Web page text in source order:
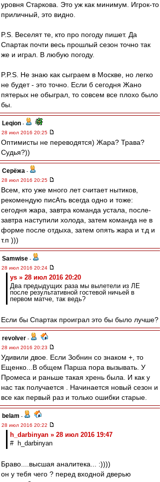
уровня Старкова. Это уж как минимум. Игрок-то
приличный, это видно.
P.S. Веселят те, кто про погоду пишет. Да
Спартак почти весь прошлый сезон точно так
же и играл. В любую погоду.
P.P.S. Не знаю как сыграем в Москве, но легко
не будет - это точно. Если б сегодня Жано
пятерых не обыграл, то совсем все плохо было
бы.
Leqion -
28 июл 2016 20:25
Оптимисты не переводятся) Жара? Трава?
Судья?))
Серёжа -
28 июл 2016 20:25
Всем, кто уже много лет считает нытиков,
рекомендую писАть всегда одно и тоже:
сегодня жара, завтра команда устала, после-
завтра наступили холода, затем команда не в
форме после отдыха, затем опять жара и т.д и
т.п )))
Samwise -
28 июл 2016 20:24
ys » 28 июл 2016 20:20
Два предыдущих раза мы вылетели из ЛЕ
после результативной гостевой ничьей в
первом матче, так ведь?
Если бы Спартак проиграл это бы было лучше?
revolver -
28 июл 2016 20:23
Удивили двое. Если Зобнин со знаком +, то
Ещенко...В общем Парша пора вызывать. У
Промеса и раньше такая хрень была. И как у
нас так получается . Начинается новый сезон и
все как первый раз и только ошибки старые.
belam -
28 июл 2016 20:22
h_darbinyan » 28 июл 2016 19:47
# h_darbinyan
Браво....высшая аналитека... :))))
он у тебя чего ? перед входной дверью